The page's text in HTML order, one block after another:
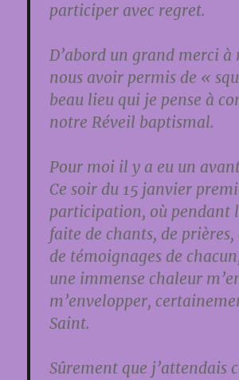
participer avec regret.
D’abord un grand merci à
nous avoir permis de «
beau lieu qui je pense à
notre Réveil baptismal.
Pour moi il y a eu un
Ce soir du 15 janvier
participation, où pendant
faite de chants, de prières,
de témoignages de
une immense chaleur
m’envelopper,
Saint.
Sûrement que j’attendais